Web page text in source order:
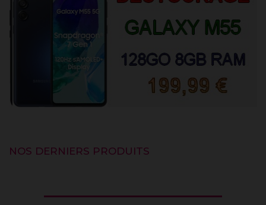
NOS DERNIERS PRODUITS